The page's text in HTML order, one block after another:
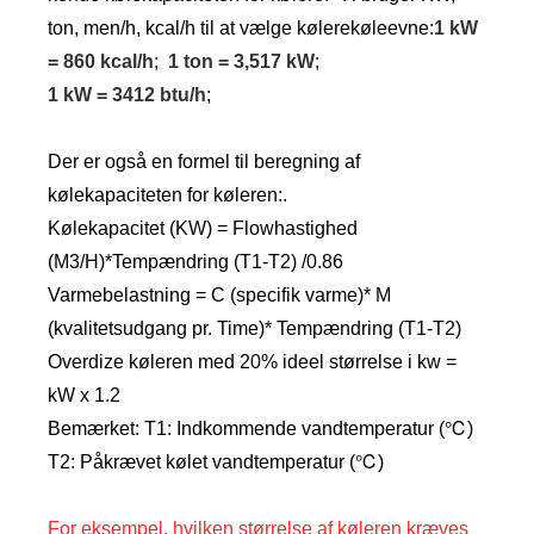
ton, men/h, kcal/h til at vælge kølerekøleevne:1 kW
= 860 kcal/h; 1 ton = 3,517 kW;
1 kW = 3412 btu/h;
Der er også en formel til beregning af
kølekapaciteten for køleren:.
Kølekapacitet (KW) = Flowhastighed
(M3/H)*Tempændring (T1-T2) /0.86
Varmebelastning = C (specifik varme)* M
(kvalitetsudgang pr. Time)* Tempændring (T1-T2)
Overdize køleren med 20% ideel størrelse i kw =
kW x 1.2
Bemærket: T1: Indkommende vandtemperatur (℃)
T2: Påkrævet kølet vandtemperatur (℃)
For eksempel, hvilken størrelse af køleren kræves